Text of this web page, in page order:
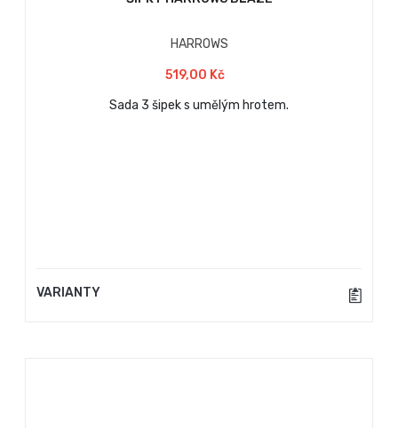
HARROWS
519,00 Kč
Sada 3 šipek s umělým hrotem.
VARIANTY